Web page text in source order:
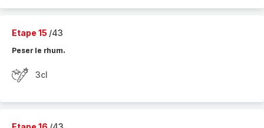
Etape 15 /43
Peser le rhum.
3cl